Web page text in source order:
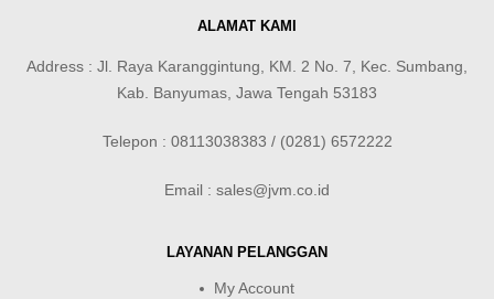
ALAMAT KAMI
Address : Jl. Raya Karanggintung, KM. 2 No. 7, Kec. Sumbang,
Kab. Banyumas, Jawa Tengah 53183
Telepon : 08113038383 / (0281) 6572222
Email : sales@jvm.co.id
LAYANAN PELANGGAN
My Account